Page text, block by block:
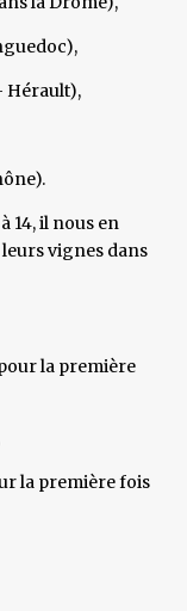
Hérault),
14, il nous en
vignes dans
la première
la première fois